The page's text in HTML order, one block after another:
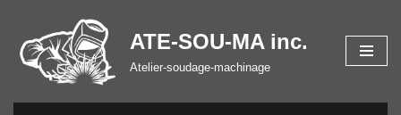
Aller
au
ATE-SOU-MA inc.
Atelier-soudage-machinage